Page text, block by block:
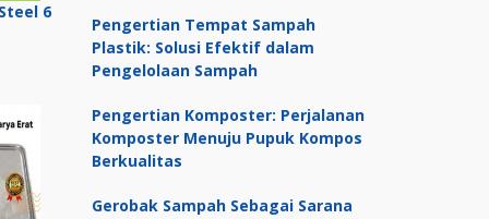
6
Pengertian Tempat Sampah
Plastik: Solusi Efektif dalam
Pengelolaan Sampah
Pengertian Komposter: Perjalanan
Komposter Menuju Pupuk Kompos
Berkualitas
Gerobak Sampah Sebagai Sarana